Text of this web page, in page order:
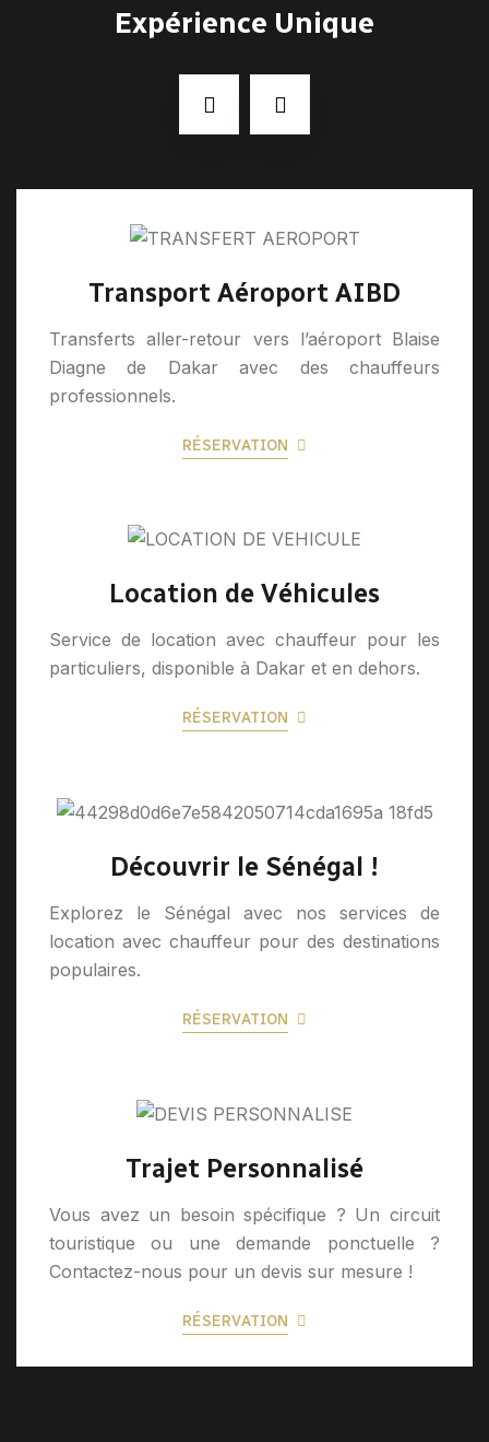
Expérience Unique
Transport Aéroport AIBD
Transferts aller-retour vers l’aéroport Blaise
Diagne de Dakar avec des chauffeurs
professionnels.
RÉSERVATION
Location de Véhicules
Service de location avec chauffeur pour les
particuliers, disponible à Dakar et en dehors.
RÉSERVATION
Découvrir le Sénégal !
Explorez le Sénégal avec nos services de
location avec chauffeur pour des destinations
populaires.
RÉSERVATION
Trajet Personnalisé
Vous avez un besoin spécifique ? Un circuit
touristique ou une demande ponctuelle ?
Contactez-nous pour un devis sur mesure !
RÉSERVATION